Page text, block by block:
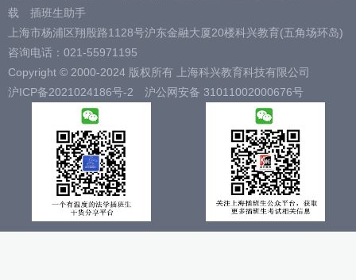
载
插班生助手
上海市杨浦区翔殷路1128号沪东金融大厦20楼科兴教育(五角场环岛)
咨询电话：021-55971195
Copyright © 2000-2024 版权所有 上海科兴教育科技有限公司
沪ICP备2021024186号-2
沪公网安备 31011002000676号